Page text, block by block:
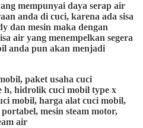
mempunyai daya serap air
anda di cuci, karena ada sisa
dan mesin maka dengan
air yang menempelkan segera
anda pun akan menjadi
paket usaha cuci
hidrolik cuci mobil type x
mobil, harga alat cuci mobil,
mesin steam motor,
air